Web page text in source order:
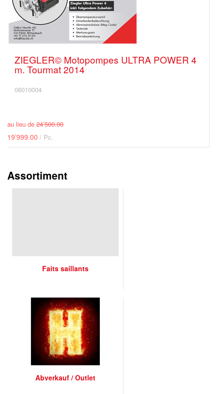
ZIEGLER© Motopompes ULTRA POWER 4
m. Tourmat 2014
06010004
au lieu de 24’500.00
19’999.00 / Pc.
Assortiment
Faits saillants
Abverkauf / Outlet